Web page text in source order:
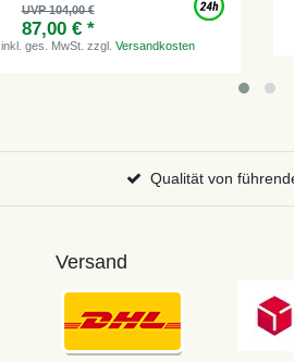
UVP 104,00 €
87,00 € *
inkl. ges. MwSt. zzgl. Versandkosten
Qualität von
Versand